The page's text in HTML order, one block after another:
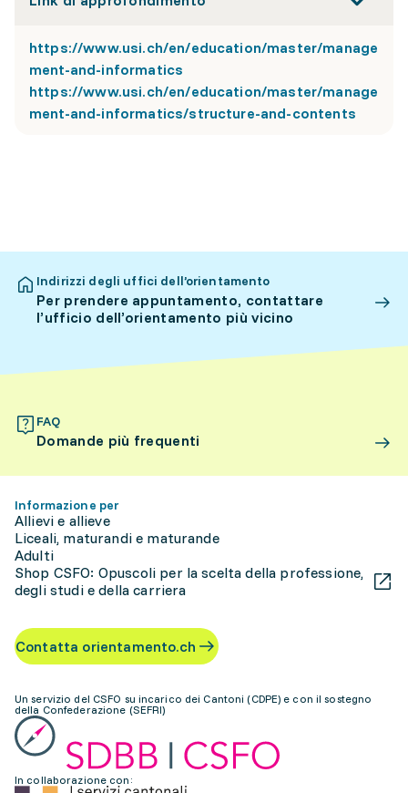
https://www.usi.ch/en/education/master/manage
ment-and-informatics
https://www.usi.ch/en/education/master/manage
ment-and-informatics/structure-and-contents
Indirizzi degli uffici dell’orientamento
Per prendere appuntamento, contattare
l’ufficio dell’orientamento più vicino
FAQ
Domande più frequenti
Informazione per
Allievi e allieve
Liceali, maturandi e maturande
Adulti
Shop CSFO: Opuscoli per la scelta della professione,
degli studi e della carriera
Contatta orientamento.ch
Un servizio del CSFO su incarico dei Cantoni (CDPE) e con il sostegno
della Confederazione (SEFRI)
In collaborazione con: